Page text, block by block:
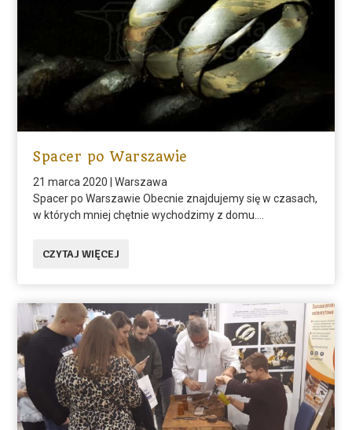
Spacer po Warszawie
21 marca 2020 |Warszawa
Spacer po Warszawie Obecnie znajdujemy się w czasach,
w których mniej chętnie wychodzimy z domu....
CZYTAJ WIĘCEJ